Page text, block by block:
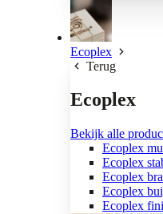
Ecoplex
Terug
Ecoplex
Bekijk alle
Ecoplex
Ecoplex
Ecoplex
Ecoplex
Ecoplex